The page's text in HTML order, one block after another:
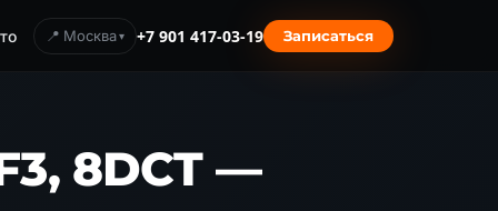
📍 Москва +7 901 417-03-19 Записаться
8DCT —